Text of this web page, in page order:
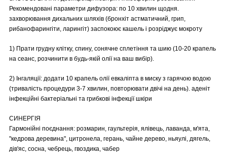
Рекомендовані параметри дифузора: по 10 хвилин щодня.
захворювання дихальних шляхів (бронхіт астматичний, грип,
рибанофарингіти, ларингіт) заспокоює кашель і розріджує мокроту
1) Прати грудну клітку, спину, сонячне сплетіння та шию (10-20 крапель
на сеанс, розчинити в будь-якій олії на ваш вибір).
2) Інгаляції: додати 10 крапель олії евкаліпта в миску з гарячою водою
(тривалість процедури 3-7 хвилин, повторювати двічі на день). аденіт
інфекційні бактеріальні та грибкові інфекції шкіри
СИНЕРГІЯ
Гармонійні поєднання: розмарин, гаультерія, ялівець, лаванда, м'ята,
"кедрова деревина", цитронела, герань, чайне дерево, ньяулі, дягель,
дів'яс, сосна, чебрець, гвоздика, чабер